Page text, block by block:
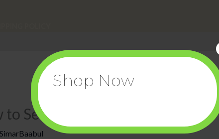
Set up Your Eco-Wardrobe
SimarBaabul
Shop Now